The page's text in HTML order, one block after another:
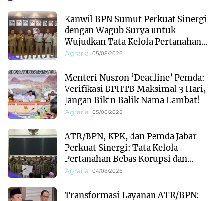
Kanwil BPN Sumut Perkuat Sinergi
dengan Wagub Surya untuk
Wujudkan Tata Kelola Pertanahan
Profesional
Agraria 05/08/2026
Menteri Nusron ‘Deadline’ Pemda:
Verifikasi BPHTB Maksimal 3 Hari,
Jangan Bikin Balik Nama Lambat!
Agraria 05/08/2026
ATR/BPN, KPK, dan Pemda Jabar
Perkuat Sinergi: Tata Kelola
Pertanahan Bebas Korupsi dan
Ekonomi Daerah Menguat
Agraria 04/08/2026
Transformasi Layanan ATR/BPN: